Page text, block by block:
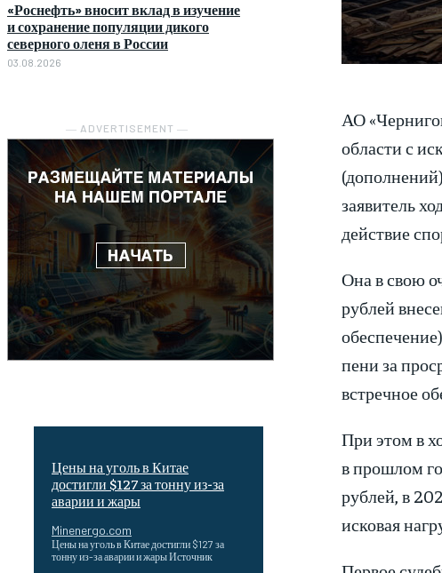
«Роснефть» вносит вклад в изучение
и сохранение популяции дикого
северного оленя в России
03.08.2026
― ADVERTISEMENT ―
Цены на уголь в Китае
достигли $127 за тонну из-за
аварии и жары
Minenergo.com
Цены на уголь в Китае достигли $127 за
тонну из-за аварии и жары Источник
АО
области с
заявитель
действие
Она в свою
рублей
пени за
встречное
При этом в
в прошлом
рублей, в
исковая